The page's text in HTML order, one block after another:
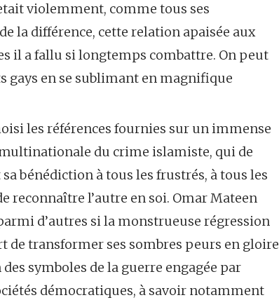
violemment, comme tous ses
la différence, cette relation apaisée aux
il a fallu si longtemps combattre. On peut
gays en se sublimant en magnifique
les références fournies sur un immense
du crime islamiste, qui de
bénédiction à tous les frustrés, à tous les
reconnaître l’autre en soi. Omar Mateen
d’autres si la monstrueuse régression
de transformer ses sombres peurs en gloire
symboles de la guerre engagée par
démocratiques, à savoir notamment